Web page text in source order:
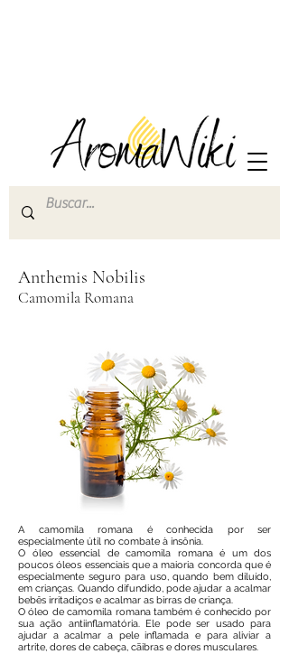
Anthemis Nobilis
Camomila Romana
A camomila romana é conhecida por ser
especialmente útil no combate à insônia.
O óleo essencial de camomila romana é um dos
poucos óleos essenciais que a maioria concorda que é
especialmente seguro para uso, quando bem diluído,
em crianças. Quando difundido, pode ajudar a acalmar
bebês irritadiços e acalmar as birras de criança.
O óleo de camomila romana também é conhecido por
sua ação antiinflamatória. Ele pode ser usado para
ajudar a acalmar a pele inflamada e para aliviar a
artrite, dores de cabeça, cãibras e dores musculares.